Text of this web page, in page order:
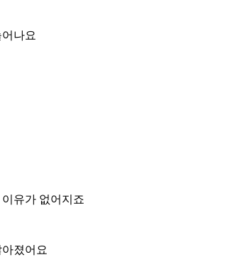
나요
유가 없어지죠
졌어요